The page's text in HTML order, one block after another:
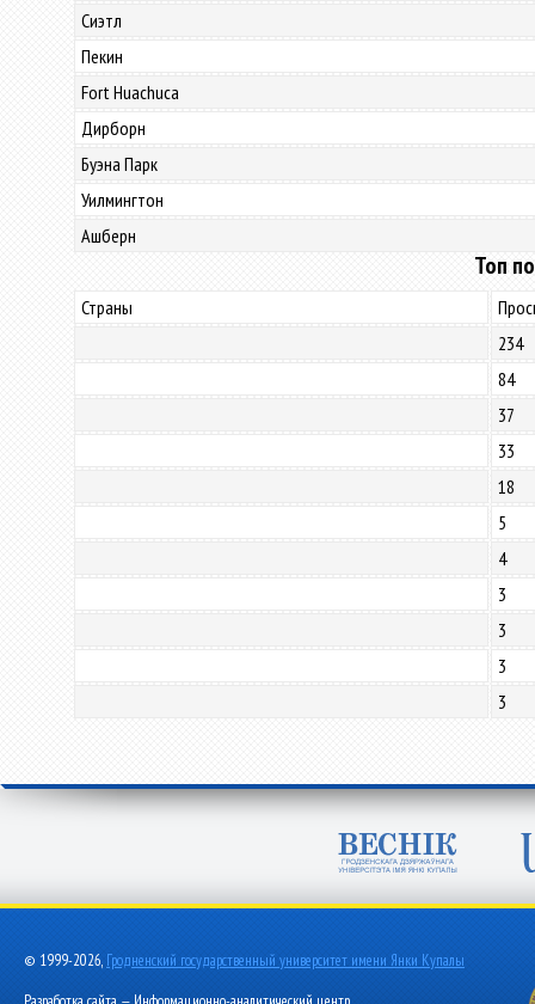
Сиэтл
Пекин
Fort Huachuca
Дирборн
Буэна Парк
Уилмингтон
Ашберн
Топ
Страны
234
84
37
33
18
5
4
3
3
3
3
© 1999-2026, Гродненский государственный университет имени Янки Купалы